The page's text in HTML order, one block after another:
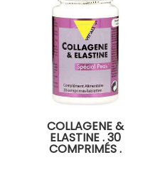
COLLAGENE &
ELASTINE . 30
COMPRIMÉS .